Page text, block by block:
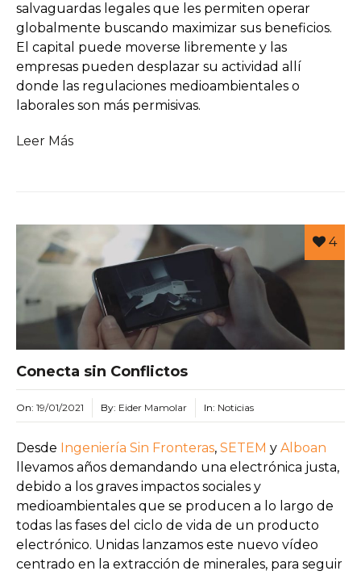
salvaguardas legales que les permiten operar
globalmente buscando maximizar sus beneficios.
El capital puede moverse libremente y las
empresas pueden desplazar su actividad allí
donde las regulaciones medioambientales o
laborales son más permisivas.
Leer Más
4
Conecta sin Conflictos
On: 19/01/2021 By: Eider Mamolar In: Noticias
Desde Ingeniería Sin Fronteras, SETEM y Alboan
llevamos años demandando una electrónica justa,
debido a los graves impactos sociales y
medioambientales que se producen a lo largo de
todas las fases del ciclo de vida de un producto
electrónico. Unidas lanzamos este nuevo vídeo
centrado en la extracción de minerales, para seguir